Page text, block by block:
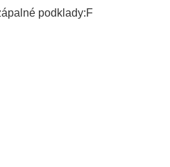
podklady:F